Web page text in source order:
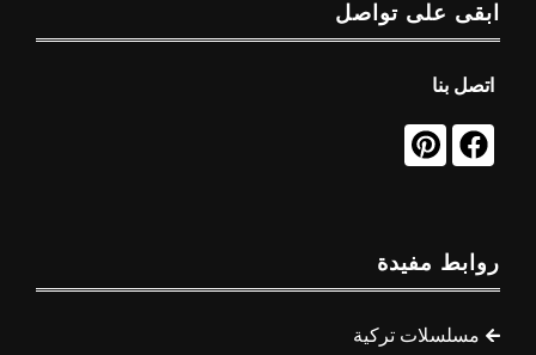
ابقى على تواصل
اتصل بنا
روابط مفيدة
مسلسلات تركية